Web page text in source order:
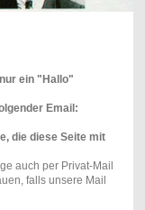
ein "Hallo"
Email:
die diese Seite mit
auch per Privat-Mail
falls unsere Mail